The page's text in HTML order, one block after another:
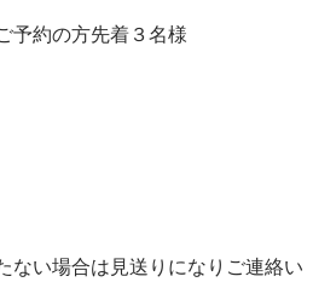
予約の方先着３名様
ない場合は見送りになりご連絡い